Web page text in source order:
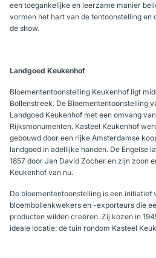
een toegankelijke en leerzame manier
vormen het hart van de tentoonstelling en
de show.
Landgoed Keukenhof
Bloemententoonstelling Keukenhof ligt
Bollenstreek. De Bloemententoonstelling
Landgoed Keukenhof met een omvang
Rijksmonumenten. Kasteel Keukenhof
gebouwd door een rijke Amsterdamse
landgoed in adellijke handen. De Engelse
1857 door Jan David Zocher en zijn zoon
Keukenhof van nu.
De bloemententoonstelling is een initiatief
bloembollenkwekers en -exporteurs die
producten wilden creëren. Zij kozen in
ideale locatie: de tuin rondom Kasteel